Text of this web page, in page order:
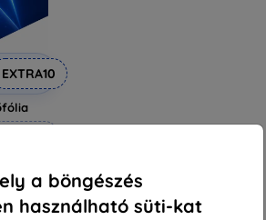
a böngészés
használható süti-kat
EXTRA10